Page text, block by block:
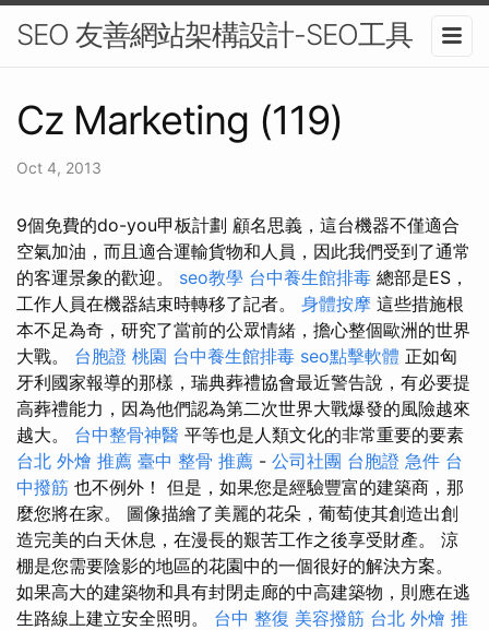
SEO 友善網站架構設計-SEO工具
Cz Marketing (119)
Oct 4, 2013
9個免費的do-you甲板計劃 顧名思義，這台機器不僅適合
空氣加油，而且適合運輸貨物和人員，因此我們受到了通常
的客運景象的歡迎。 seo教學 台中養生館排毒 總部是ES，
工作人員在機器結束時轉移了記者。 身體按摩 這些措施根
本不足為奇，研究了當前的公眾情緒，擔心整個歐洲的世界
大戰。 台胞證 桃園 台中養生館排毒 seo點擊軟體 正如匈
牙利國家報導的那樣，瑞典葬禮協會最近警告說，有必要提
高葬禮能力，因為他們認為第二次世界大戰爆發的風險越來
越大。 台中整骨神醫 平等也是人類文化的非常重要的要素
台北 外燴 推薦 臺中 整骨 推薦 - 公司社團 台胞證 急件 台
中撥筋 也不例外！ 但是，如果您是經驗豐富的建築商，那
麼您將在家。 圖像描繪了美麗的花朵，葡萄使其創造出創
造完美的白天休息，在漫長的艱苦工作之後享受財產。 涼
棚是您需要陰影的地區的花園中的一個很好的解決方案。
如果高大的建築物和具有封閉走廊的中高建築物，則應在逃
生路線上建立安全照明。 台中 整復 美容撥筋 台北 外燴 推